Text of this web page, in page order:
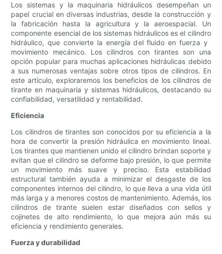
Los sistemas y la maquinaria hidráulicos desempeñan un
papel crucial en diversas industrias, desde la construcción y
la fabricación hasta la agricultura y la aeroespacial. Un
componente esencial de los sistemas hidráulicos es el cilindro
hidráulico, que convierte la energía del fluido en fuerza y ​​
movimiento mecánico. Los cilindros con tirantes son una
opción popular para muchas aplicaciones hidráulicas debido
a sus numerosas ventajas sobre otros tipos de cilindros. En
este artículo, exploraremos los beneficios de los cilindros de
tirante en maquinaria y sistemas hidráulicos, destacando su
confiabilidad, versatilidad y rentabilidad.
Eficiencia
Los cilindros de tirantes son conocidos por su eficiencia a la
hora de convertir la presión hidráulica en movimiento lineal.
Los tirantes que mantienen unido el cilindro brindan soporte y
evitan que el cilindro se deforme bajo presión, lo que permite
un movimiento más suave y preciso. Esta estabilidad
estructural también ayuda a minimizar el desgaste de los
componentes internos del cilindro, lo que lleva a una vida útil
más larga y a menores costos de mantenimiento. Además, los
cilindros de tirante suelen estar diseñados con sellos y
cojinetes de alto rendimiento, lo que mejora aún más su
eficiencia y rendimiento generales.
Fuerza y durabilidad